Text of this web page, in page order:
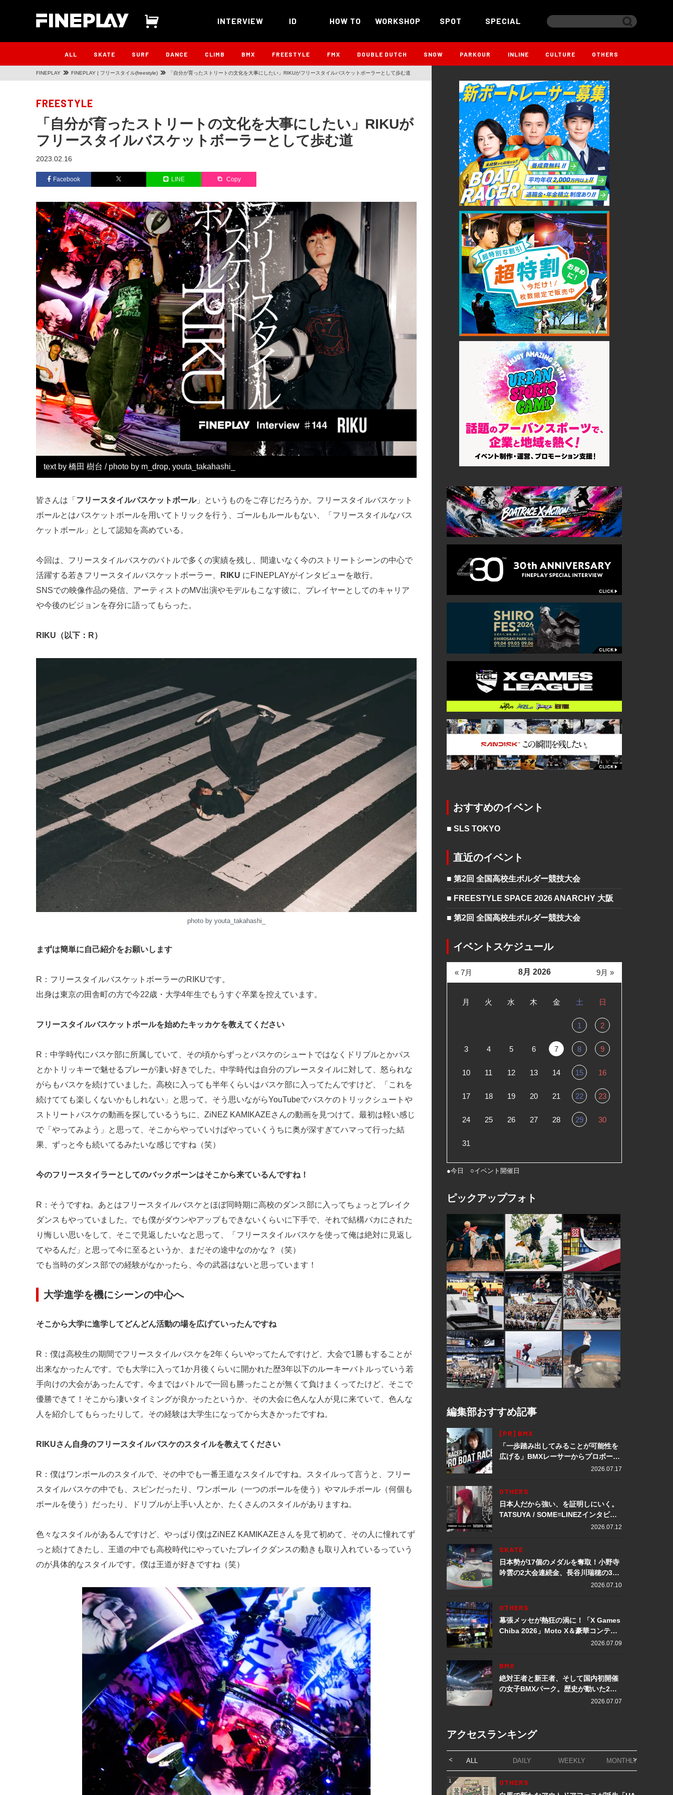
INTERVIEW ID HOW TO WORKSHOP SPOT SPECIAL
ALL SKATE SURF DANCE CLIMB BMX FREESTYLE FMX DOUBLE DUTCH SNOW PARKOUR INLINE CULTURE OTHERS
FINEPLAY FINEPLAY | フリースタイル(freestyle) 「自分が育ったストリートの文化を大事にしたい」RIKUがフリースタイルバスケットボーラーとして歩む道
FREESTYLE
「自分が育ったストリートの文化を大事にしたい」RIKUが
フリースタイルバスケットボーラーとして歩む道
2023.02.16
Facebook LINE Copy
text by 橋田 樹台 / photo by m_drop, youta_takahashi_
皆さんは「 フリースタイルバスケットボール」というものをご存じだろうか。フリースタイルバスケット
ボールとはバスケットボールを用いてトリックを行う、ゴールもルールもない、「フリースタイルなバス
ケットボール」として認知を高めている。
今回は、フリースタイルバスケのバトルで多くの実績を残し、間違いなく今のストリートシーンの中心で
活躍する若きフリースタイルバスケットボーラー、
RIKU にFINEPLAYがインタビューを敢行。
SNSでの映像作品の発信、アーティストのMV出演やモデルもこなす彼に、プレイヤーとしてのキャリア
や今後のビジョンを存分に語ってもらった。
RIKU（以下：R）
photo by youta_takahashi_
まずは簡単に自己紹介をお願いします
R：フリースタイルバスケットボーラーのRIKUです。
出身は東京の田舎町の方で今22歳・大学4年生でもうすぐ卒業を控えています。
フリースタイルバスケットボールを始めたキッカケを教えてください
R：中学時代にバスケ部に所属していて、その頃からずっとバスケのシュートではなくドリブルとかパス
とかトリッキーで魅せるプレーが凄い好きでした。中学時代は自分のプレースタイルに対して、怒られな
がらもバスケを続けていました。高校に入っても半年くらいはバスケ部に入ってたんですけど、「これを
続けてても楽しくないかもしれない」と思って。そう思いながらYouTubeでバスケのトリックシュートや
ストリートバスケの動画を探しているうちに、ZiNEZ KAMIKAZEさんの動画を見つけて。最初は軽い感じ
で「やってみよう」と思って、そこからやっていけばやっていくうちに奥が深すぎてハマって行った結
果、ずっと今も続いてるみたいな感じですね（笑）
今のフリースタイラーとしてのバックボーンはそこから来ているんですね！
R：そうですね。あとはフリースタイルバスケとほぼ同時期に高校のダンス部に入ってちょっとブレイク
ダンスもやっていました。でも僕がダウンやアップもできないくらいに下手で、それで結構バカにされた
り悔しい思いをして、そこで見返したいなと思って、「フリースタイルバスケを使って俺は絶対に見返し
てやるんだ」と思って今に至るというか、まだその途中なのかな？（笑）
でも当時のダンス部での経験がなかったら、今の武器はないと思っています！
大学進学を機にシーンの中心へ
そこから大学に進学してどんどん活動の場を広げていったんですね
R：僕は高校生の期間でフリースタイルバスケを2年くらいやってたんですけど、大会で1勝もすることが
出来なかったんです。でも大学に入って1か月後くらいに開かれた歴3年以下のルーキーバトルっていう若
手向けの大会があったんです。今まではバトルで一回も勝ったことが無くて負けまくってたけど、そこで
優勝できて！そこから凄いタイミングが良かったというか、その大会に色んな人が見に来ていて、色んな
人を紹介してもらったりして。その経験は大学生になってから大きかったですね。
RIKUさん自身のフリースタイルバスケのスタイルを教えてください
R：僕はワンボールのスタイルで、その中でも一番王道なスタイルですね。スタイルって言うと、フリー
スタイルバスケの中でも、スピンだったり、ワンボール（一つのボールを使う）やマルチボール（何個も
ボールを使う）だったり、ドリブルが上手い人とか、たくさんのスタイルがありますね。
色々なスタイルがあるんですけど、やっぱり僕はZiNEZ KAMIKAZEさんを見て初めて、その人に憧れてず
っと続けてきたし、王道の中でも高校時代にやっていたブレイクダンスの動きも取り入れているっていう
のが具体的なスタイルです。僕は王道が好きですね（笑）
おすすめのイベント
■ SLS TOKYO
直近のイベント
■ 第2回 全国高校生ボルダー競技大会
■ FREESTYLE SPACE 2026 ANARCHY 大阪
■ 第2回 全国高校生ボルダー競技大会
イベントスケジュール
8月 2026
月 火 水 木 金 土 日
1 2
3 4 5 6 7 8 9
10 11 12 13 14 15 16
17 18 19 20 21 22 23
24 25 26 27 28 29 30
31
« 7月 9月 »
●今日 ○イベント開催日
ピックアップフォト
編集部おすすめ記事
[PR] BMX
「一歩踏み出してみることが可能性を
広げる」BMXレーサーからプロボート
レーサーへ転身。上田龍星が体現する
2026.07.17
OTHERS
日本人だから強い、を証明しにいく。
TATSUYA / SOME≡LINEZインタビュ
2026.07.12
SKATE
日本勢が17個のメダルを奪取！小野寺
吟雲の2大会連続金、長谷川瑞穂の3メ
ダル獲得など数々の快挙をプレイバッ
2026.07.10
OTHERS
幕張メッセが熱狂の渦に！「X Games
Chiba 2026」Moto X＆豪華コンテン
2026.07.09
BMX
絶対王者と新王者、そして国内初開催
の女子BMXパーク。歴史が動いた2日
2026.07.07
アクセスランキング
ALL DAILY WEEKLY MONTHLY
1 OTHERS